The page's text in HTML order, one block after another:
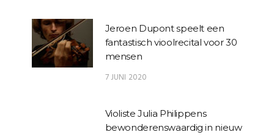
Jeroen Dupont speelt een
fantastisch vioolrecital voor 30
mensen
7 JUNI 2020
Violiste Julia Philippens
bewonderenswaardig in nieuw